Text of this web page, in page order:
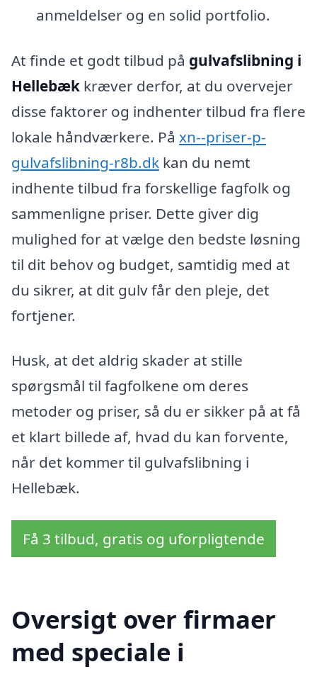
anmeldelser og en solid portfolio.
At finde et godt tilbud på gulvafslibning i
Hellebæk kræver derfor, at du overvejer
disse faktorer og indhenter tilbud fra flere
lokale håndværkere. På xn--priser-p-
gulvafslibning-r8b.dk kan du nemt
indhente tilbud fra forskellige fagfolk og
sammenligne priser. Dette giver dig
mulighed for at vælge den bedste løsning
til dit behov og budget, samtidig med at
du sikrer, at dit gulv får den pleje, det
fortjener.
Husk, at det aldrig skader at stille
spørgsmål til fagfolkene om deres
metoder og priser, så du er sikker på at få
et klart billede af, hvad du kan forvente,
når det kommer til gulvafslibning i
Hellebæk.
Få 3 tilbud, gratis og uforpligtende
Oversigt over firmaer
med speciale i